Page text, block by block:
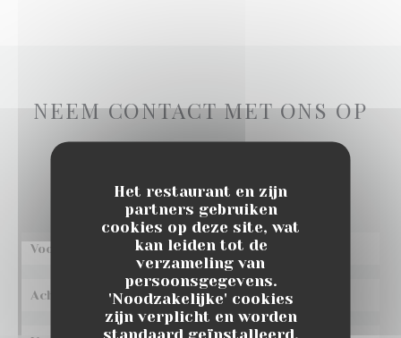
Het restaurant en zijn
partners gebruiken
cookies op deze site, wat
kan leiden tot de
verzameling van
persoonsgegevens.
'Noodzakelijke' cookies
zijn verplicht en worden
standaard geïnstalleerd.
NEEM CONTACT MET ONS OP
Vul het onderstaande formulier in!